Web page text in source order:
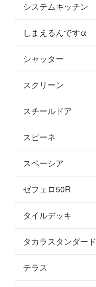
システムキッチン
しまえるんですα
シャッター
スクリーン
スチールドア
スピーネ
スペーシア
ゼフェロ50R
タイルデッキ
タカラスタンダード
テラス